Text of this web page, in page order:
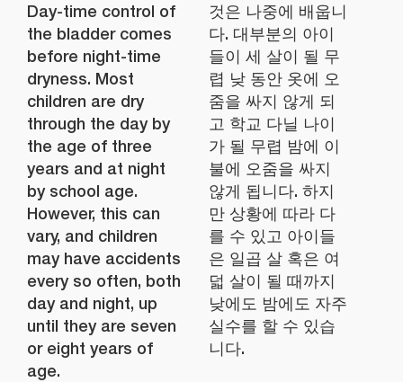
Day-time control of
the bladder comes
before night-time
dryness. Most
children are dry
through the day by
the age of three
years and at night
by school age.
However, this can
vary, and children
may have accidents
every so often, both
day and night, up
until they are seven
or eight years of
age.
것은 나중에 배웁니
다. 대부분의 아이
들이 세 살이 될 무
렵 낮 동안 옷에 오
줌을 싸지 않게 되
고 학교 다닐 나이
가 될 무렵 밤에 이
불에 오줌을 싸지
않게 됩니다. 하지
만 상황에 따라 다
를 수 있고 아이들
은 일곱 살 혹은 여
덟 살이 될 때까지
낮에도 밤에도 자주
실수를 할 수 있습
니다.